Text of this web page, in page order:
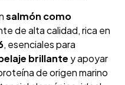
salmón como
de alta calidad, rica en
, esenciales para
brillante y apoyar
de origen marino